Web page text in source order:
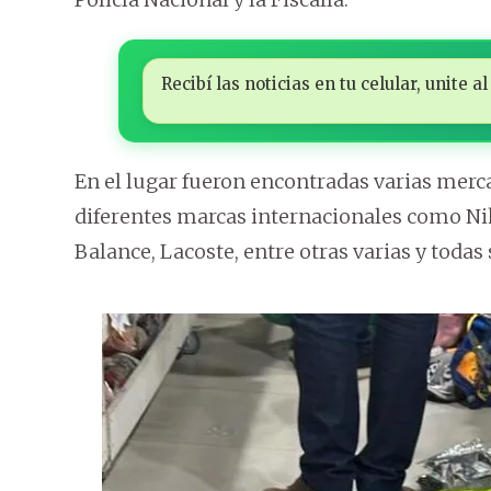
Recibí las noticias en tu celular, unite
En el lugar fueron encontradas varias
diferentes marcas internacionales como
Balance, Lacoste, entre otras varias y